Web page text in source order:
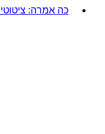
כה אמרה: